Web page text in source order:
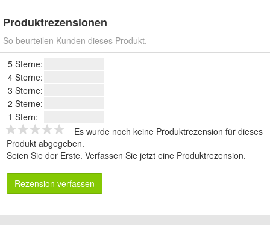
Produktrezensionen
So beurteilen Kunden dieses Produkt.
5 Sterne:
4 Sterne:
3 Sterne:
2 Sterne:
1 Stern:
Es wurde noch keine Produktrezension für dieses
Produkt abgegeben.
Seien Sie der Erste. Verfassen Sie jetzt eine Produktrezension.
Rezension verfassen